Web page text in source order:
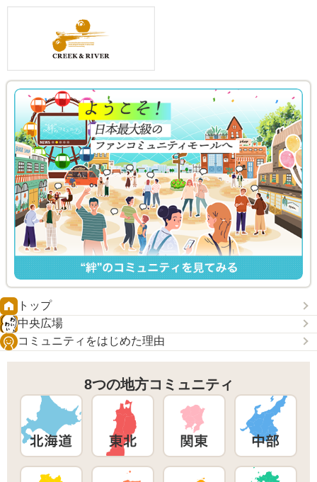
トップ
中央広場
コミュニティをはじめた理由
8つの地方コミュニティ